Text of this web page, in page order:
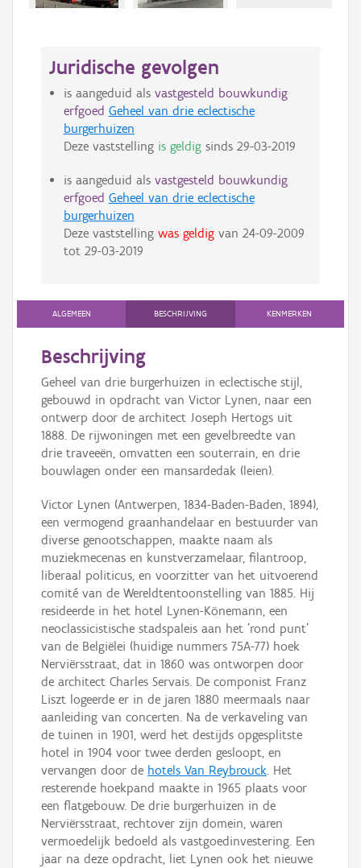
Juridische gevolgen
is aangeduid als vastgesteld bouwkundig
erfgoed Geheel van drie eclectische
burgerhuizen
Deze vaststelling is geldigsinds 29-03-2019
is aangeduid als vastgesteld bouwkundig
erfgoed Geheel van drie eclectische
burgerhuizen
Deze vaststelling was geldigvan 24-09-2009
tot 29-03-2019
ALGEMEEN BESCHRIJVING KENMERKEN
Beschrijving
Geheel van drie burgerhuizen in eclectische stijl,
gebouwd in opdracht van Victor Lynen, naar een
ontwerp door de architect Joseph Hertogs uit
1888. De rijwoningen met een gevelbreedte van
drie traveeën, omvatten een souterrain, en drie
bouwlagen onder een mansardedak (leien).
Victor Lynen (Antwerpen, 1834-Baden-Baden, 1894),
een vermogend graanhandelaar en bestuurder van
diverse genootschappen, maakte naam als
muziekmecenas en kunstverzamelaar, filantroop,
liberaal politicus, en voorzitter van het uitvoerend
comité van de Wereldtentoonstelling van 1885. Hij
resideerde in het hotel Lynen-Könemann, een
neoclassicistische stadspaleis aan het 'rond punt'
van de Belgiëlei (huidige nummers 75A-77) hoek
Nerviërsstraat, dat in 1860 was ontworpen door
de architect Charles Servais. De componist Franz
Liszt logeerde er in de jaren 1880 meermaals naar
aanleiding van concerten. Na de verkaveling van
de tuinen in 1901, werd het destijds opgesplitste
hotel in 1904 voor twee derden gesloopt, en
vervangen door de hotels Van Reybrouck. Het
resterende hoekpand maakte in 1965 plaats voor
een flatgebouw. De drie burgerhuizen in de
Nerviërsstraat, rechtover zijn domein, waren
vermoedelijk bedoeld als vastgoedinvestering. Een
jaar na deze opdracht, liet Lynen ook het nieuwe